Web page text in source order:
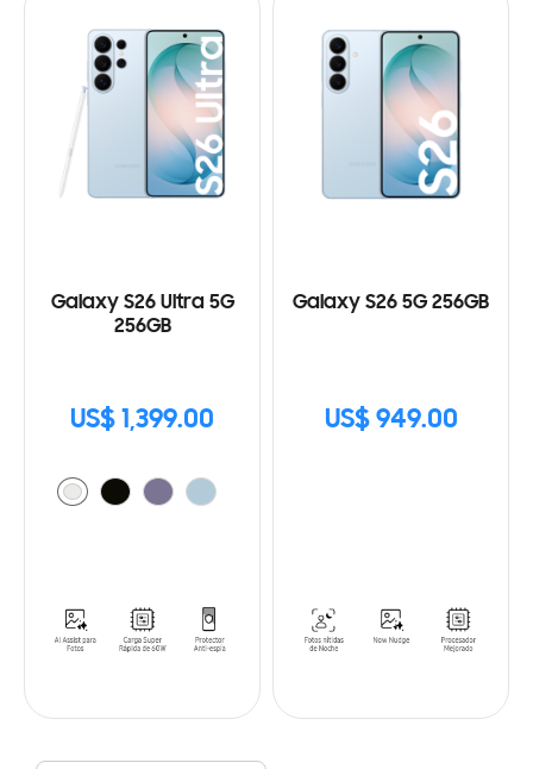
Galaxy S26 Ultra 5G
256GB
US$ 1,399.00
Galaxy S26 5G 256GB
US$ 949.00